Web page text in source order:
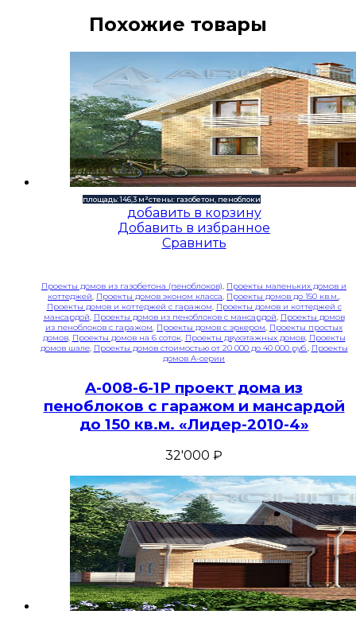
Похожие товары
площадь: 146,3 м²стены: газобетон, пеноблоки
добавить в корзину
Добавить в избранное
Сравнить
Проекты домов из газобетона (пеноблоков), Проекты маленьких домов и
коттеджей, Проекты домов эконом класса, Проекты домов до 150 кв.м.,
Проекты домов и коттеджей с гаражом, Проекты домов и коттеджей с
мансардой, Проекты домов из пеноблоков с мансардой, Проекты домов
из пеноблоков с гаражом, Проекты домов с эркером, Проекты простых
домов, Проекты домов на 6 соток, Проекты двухэтажных домов, Проекты
домов шале, Проекты домов стоимостью от 20 000 до 40 000 руб., Проекты
домов A-серии
A-008-6-1P проект дома из
пеноблоков с гаражом и мансардой
до 150 кв.м. «Лидер-2010-4»
32'000 ₽